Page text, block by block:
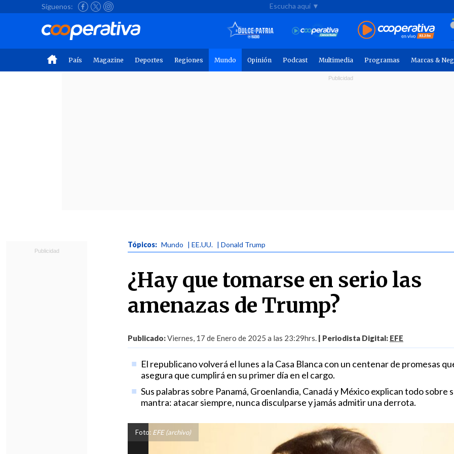
Síguenos: Escucha aquí ▼
País Magazine Deportes Regiones Mundo Opinión Podcast Multimedia Programas Marcas &
Tópicos: Mundo | EE.UU. | Donald Trump
¿Hay que tomarse en serio las
amenazas de Trump?
Publicado:Viernes, 17 de Enero de 2025 a las 23:29hrs. | Periodista Digital: EFE
El republicano volverá el lunes a la Casa Blanca con un centenar de promesas
asegura que cumplirá en su primer día en el cargo.
Sus palabras sobre Panamá, Groenlandia, Canadá y México explican todo sobre
mantra: atacar siempre, nunca disculparse y jamás admitir una derrota.
Foto: EFE (archivo)